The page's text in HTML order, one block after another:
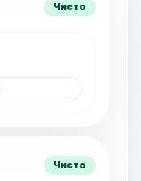
Чисто
Чисто